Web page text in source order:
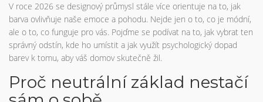
V roce 2026 se designový průmysl stále více orientuje na to, jak
barva ovlivňuje naše emoce a pohodu. Nejde jen o to, co je módní,
ale o to, co funguje pro vás. Pojďme se podívat na to, jak vybrat ten
správný odstín, kde ho umístit a jak využít psychologický dopad
barev k tomu, aby váš domov skutečně žil.
Proč neutrální základ nestačí